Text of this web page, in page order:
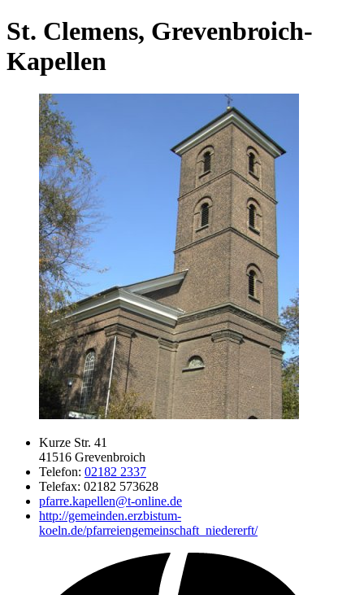
St. Clemens, Grevenbroich-
Kapellen
Kurze Str. 41
41516 Grevenbroich
Telefon: 02182 2337
Telefax: 02182 573628
pfarre.kapellen@t-online.de
http://gemeinden.erzbistum-
koeln.de/pfarreiengemeinschaft_niedererft/